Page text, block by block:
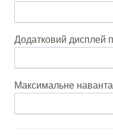
Додатковий дисплей
Максимальне